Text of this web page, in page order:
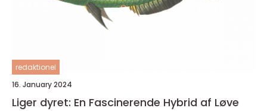
redaktionel
16. January 2024
Liger dyret: En Fascinerende Hybrid af Løve